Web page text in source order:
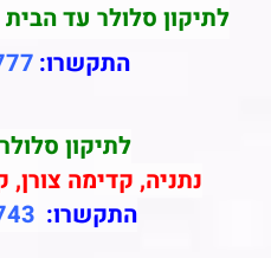
לתיקון סלולר עד
התקשרו:
לתיקון
נתניה, קדימה צורן,
התקשרו: